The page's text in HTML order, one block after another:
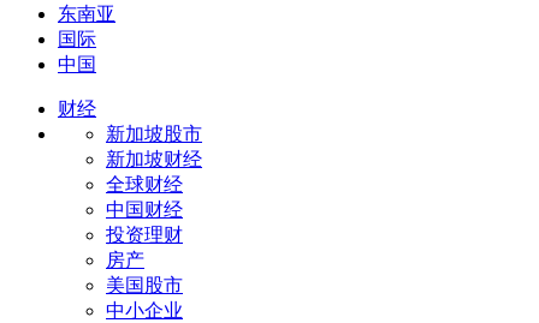
东南亚
国际
中国
财经
新加坡股市
新加坡财经
全球财经
中国财经
投资理财
房产
美国股市
中小企业